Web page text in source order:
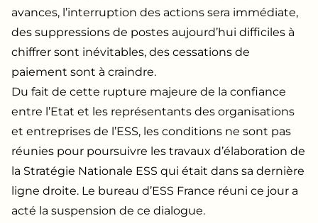
avances, l’interruption des actions sera immédiate,
des suppressions de postes aujourd’hui difficiles à
chiffrer sont inévitables, des cessations de
paiement sont à craindre.
Du fait de cette rupture majeure de la confiance
entre l’Etat et les représentants des organisations
et entreprises de l’ESS, les conditions ne sont pas
réunies pour poursuivre les travaux d’élaboration de
la Stratégie Nationale ESS qui était dans sa dernière
ligne droite. Le bureau d’ESS France réuni ce jour a
acté la suspension de ce dialogue.